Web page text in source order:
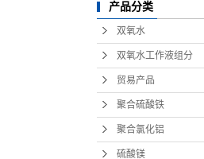
产品分类
双氧水
双氧水工作液组分
贸易产品
聚合硫酸铁
聚合氯化铝
硫酸镁